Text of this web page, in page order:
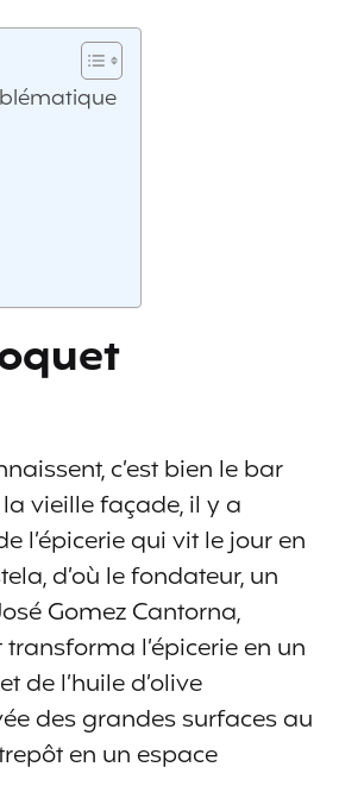
c’est bien le bar
vieille façade, il y a
l’épicerie qui vit le jour en
d’où le fondateur, un
Gomez Cantorna,
l’épicerie en un
l’huile d’olive
des grandes surfaces au
en un espace